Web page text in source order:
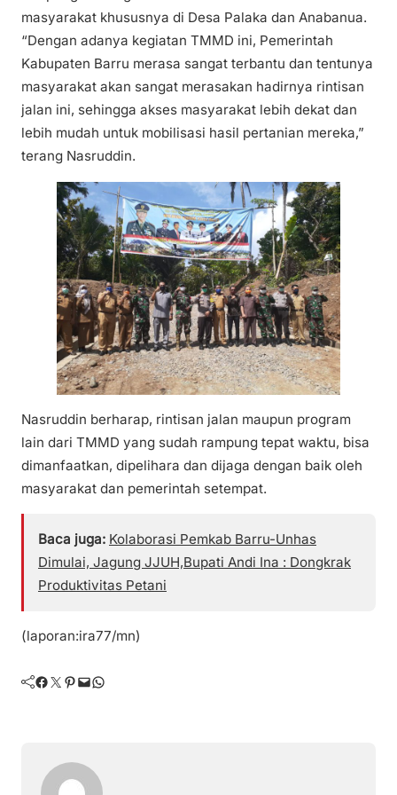
masyarakat khususnya di Desa Palaka dan Anabanua.
“Dengan adanya kegiatan TMMD ini, Pemerintah
Kabupaten Barru merasa sangat terbantu dan tentunya
masyarakat akan sangat merasakan hadirnya rintisan
jalan ini, sehingga akses masyarakat lebih dekat dan
lebih mudah untuk mobilisasi hasil pertanian mereka,”
terang Nasruddin.
Nasruddin berharap, rintisan jalan maupun program
lain dari TMMD yang sudah rampung tepat waktu, bisa
dimanfaatkan, dipelihara dan dijaga dengan baik oleh
masyarakat dan pemerintah setempat.
Baca juga: Kolaborasi Pemkab Barru-Unhas
Dimulai, Jagung JJUH,Bupati Andi Ina : Dongkrak
Produktivitas Petani
(laporan:ira77/mn)
Facebook Twitter Pinterest Mail WhatsApp